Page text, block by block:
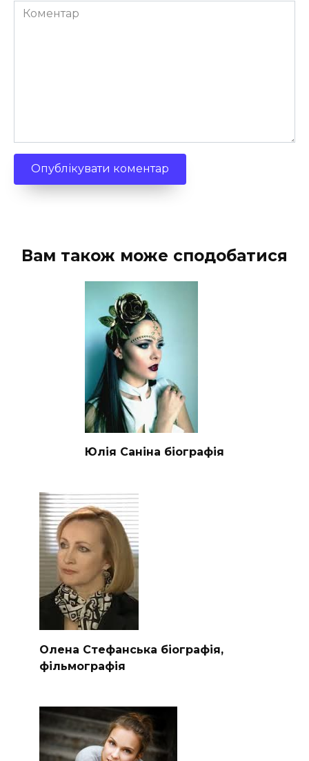
Коментар
Вам також може сподобатися
Юлія Саніна біографія
Олена Стефанська біографія,
фільмографія